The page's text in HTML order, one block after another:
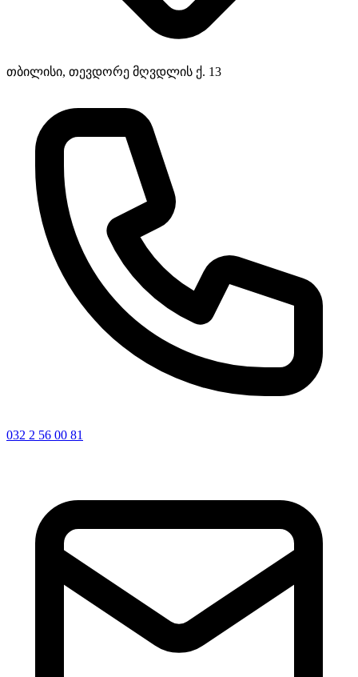
თბილისი, თევდორე მღვდლის ქ. 13
032 2 56 00 81